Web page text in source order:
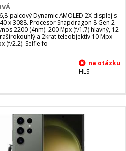
palcový Dynamic AMOLED 2X displej s
x 3088. Procesor Snapdragon 8 Gen 2 -
2200 (4nm). 200 Mpx (f/1.7) hlavný, 12
a 2krat teleobjektív 10 Mpx
(f/2.2). Selfie fo
HLS